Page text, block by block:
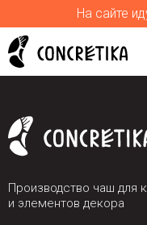
На сайте
Производство чаш для
и элементов декора